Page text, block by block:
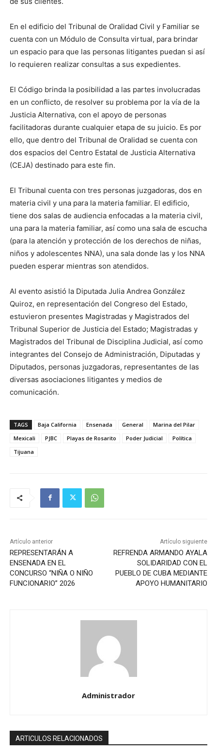
En el edificio del Tribunal de Oralidad Civil y Familiar se
cuenta con un Módulo de Consulta virtual, para brindar
un espacio para que las personas litigantes puedan si así
lo requieren realizar consultas a sus expedientes.
El Código brinda la posibilidad a las partes involucradas
en un conflicto, de resolver su problema por la vía de la
Justicia Alternativa, con el apoyo de personas
facilitadoras durante cualquier etapa de su juicio. Es por
ello, que dentro del Tribunal de Oralidad se cuenta con
dos espacios del Centro Estatal de Justicia Alternativa
(CEJA) destinado para este fin.
El Tribunal cuenta con tres personas juzgadoras, dos en
materia civil y una para la materia familiar. El edificio,
tiene dos salas de audiencia enfocadas a la materia civil,
una para la materia familiar, así como una sala de escucha
(para la atención y protección de los derechos de niñas,
niños y adolescentes NNA), una sala donde las y los NNA
pueden esperar mientras son atendidos.
Al evento asistió la Diputada Julia Andrea González
Quiroz, en representación del Congreso del Estado,
estuvieron presentes Magistradas y Magistrados del
Tribunal Superior de Justicia del Estado; Magistradas y
Magistrados del Tribunal de Disciplina Judicial, así como
integrantes del Consejo de Administración, Diputadas y
Diputados, personas juzgadoras, representantes de las
diversas asociaciones litigantes y medios de
comunicación.
TAGS Baja California Ensenada General
Marina del Pilar
Mexicali
PJBC Playas de Rosarito Poder Judicial
Política
Tijuana
Artículo anterior
REPRESENTARÁN A
ENSENADA EN EL
CONCURSO “NIÑA O NIÑO
FUNCIONARIO” 2026
Artículo siguiente
REFRENDA ARMANDO AYALA
SOLIDARIDAD CON EL
PUEBLO DE CUBA MEDIANTE
APOYO HUMANITARIO
Administrador
ARTICULOS RELACIONADOS